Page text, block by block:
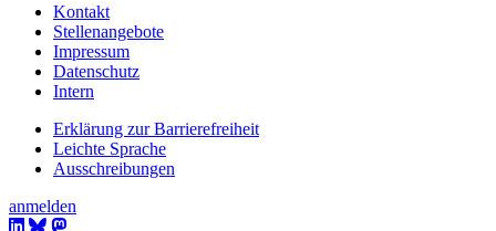
Kontakt
Stellenangebote
Impressum
Datenschutz
Intern
Erklärung zur Barrierefreiheit
Leichte Sprache
Ausschreibungen
anmelden